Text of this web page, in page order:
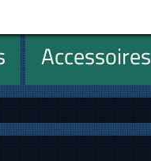
Accessoires